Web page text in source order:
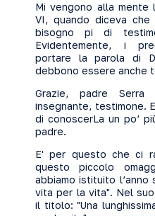
Mi vengono alla
VI, quando diceva
bisogno pi di
Evidentemente, i
portare la parola di
debbono essere anche
Grazie, padre Serra
insegnante, testimone.
di conoscerLa un po’
padre.
E' per questo che ci
questo piccolo
abbiamo istituito l’anno
vita per la vita". Nel
il titolo: "Una